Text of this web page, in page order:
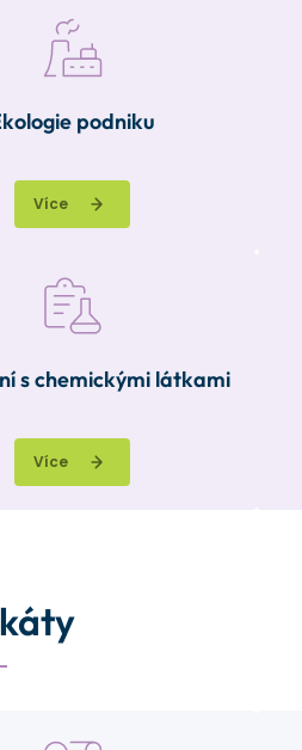
podniku
Více
s chemickými látkami
Více